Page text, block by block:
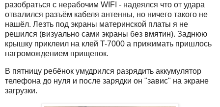
разобраться с нерабочим WIFI - надеялся что от удара
отвалился разъём кабеля антенны, но ничего такого не
нашёл. Лезть под экраны материнской платы я не
решился (визуально сами экраны без вмятин). Заднюю
крышку приклеил на клей T-7000 а прижимать пришлось
нагромождением прищепок.
В пятницу ребёнок умудрился разрядить аккумулятор
телефона до нуля и после зарядки он "завис" на экране
загрузки.